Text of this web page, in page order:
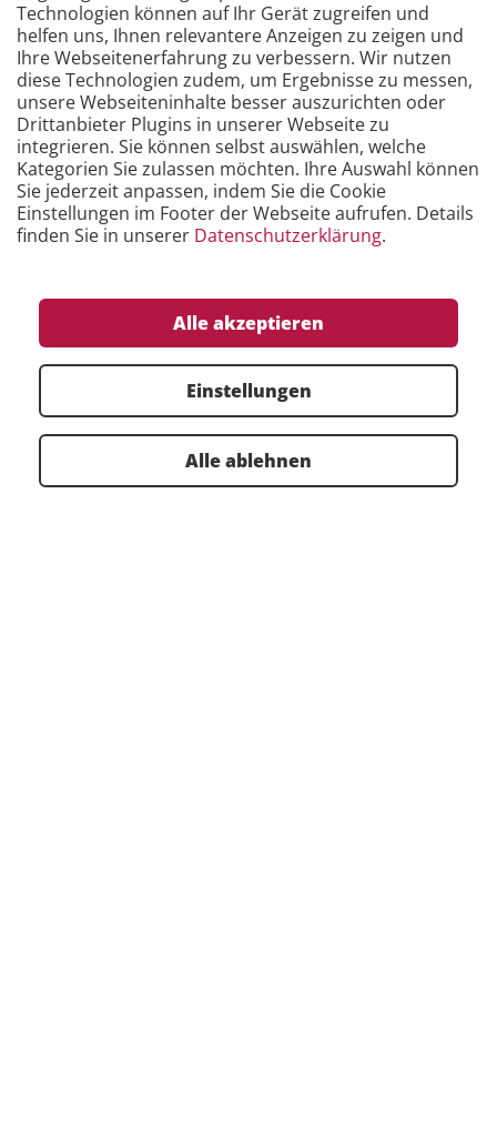
Wählen Sie einen Standort oder ein Produkt aus:
Filter zurücksetzen
Stuttgart
Unsere E-Learning Kurse
Mit wenig Zeitaufwand die Grundlagen erlernen.
Wo und wann Sie wollen.
Mehr erfahren …
Technologien können auf Ihr Gerät zugreifen und
helfen uns, Ihnen relevantere Anzeigen zu zeigen und
Ihre Webseitenerfahrung zu verbessern. Wir nutzen
diese Technologien zudem, um Ergebnisse zu messen,
unsere Webseiteninhalte besser auszurichten oder
Drittanbieter Plugins in unserer Webseite zu
integrieren. Sie können selbst auswählen, welche
Kategorien Sie zulassen möchten. Ihre Auswahl können
Sie jederzeit anpassen, indem Sie die Cookie
Einstellungen im Footer der Webseite aufrufen. Details
finden Sie in unserer Datenschutzerklärung.
Alle akzeptieren
Einstellungen
Alle ablehnen